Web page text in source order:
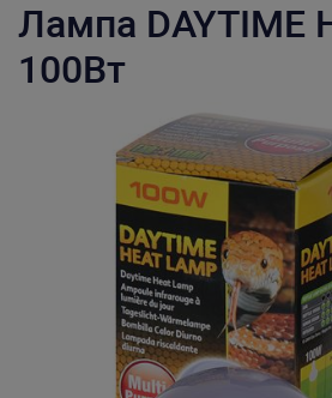
Лампа DAYTIME
100Вт